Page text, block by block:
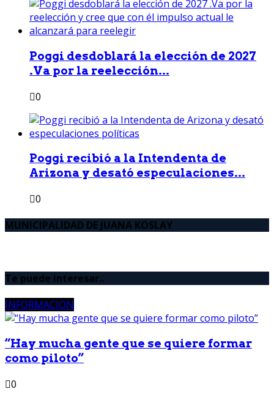
Poggi desdoblará la elección de 2027
.Va por la reelección...
0
Poggi recibió a la Intendenta de
Arizona y desató especulaciones...
0
MUNICIPALIDAD DE JUANA KOSLAY
Te puede interesar..
INFORMACION
“Hay mucha gente que se quiere formar
como piloto”
0